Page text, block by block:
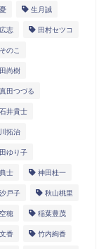
生月誠
志 田村セツコ
のこ
尚樹
真田つづる
石井貴士
拓治
ゆり子
士 神田桂一
戸子 秋山桃里
穂 稲葉豊茂
香 竹内絢香